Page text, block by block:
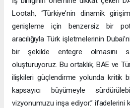
Lootah, “Türkiye’nin dinamik
genişleme için benzersiz bir
aracılığıyla Türk işletmelerinin
bir şekilde entegre olmasını
oluşturuyoruz. Bu ortaklık, BAE ve
ilişkileri güçlendirme yolunda kritik
kapsayıcı büyümeyle
vizyonumuzu inşa ediyor.” ifadelerini